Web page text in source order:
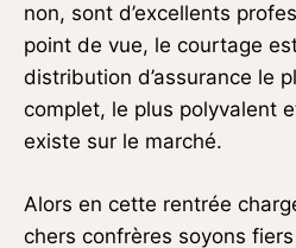
non, sont d’excellents
point de vue, le courtage
distribution d’assurance le
complet, le plus polyvalent
existe sur le marché.
Alors en cette rentrée
chers confrères soyons